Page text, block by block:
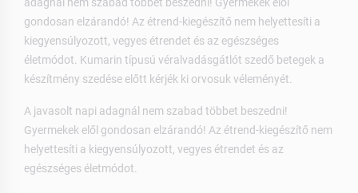
gondosan elzárandó! Az étrend-kiegészítő nem helyettesíti a
kiegyensúlyozott, vegyes étrendet és az egészséges
életmódot. Kumarin típusú véralvadásgátlót szedő betegek a
készítmény szedése előtt kérjék ki orvosuk véleményét.
A javasolt napi adagnál nem szabad többet beszedni!
Gyermekek elől gondosan elzárandó! Az étrend-kiegészítő nem
helyettesíti a kiegyensúlyozott, vegyes étrendet és az
egészséges életmódot.